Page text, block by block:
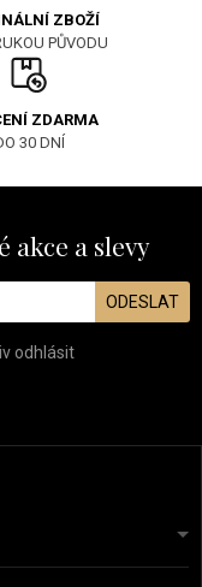
ZBOŽÍ
PŮVODU
ZDARMA
30 DNÍ
akce a slevy
ODESLAT
odhlásit